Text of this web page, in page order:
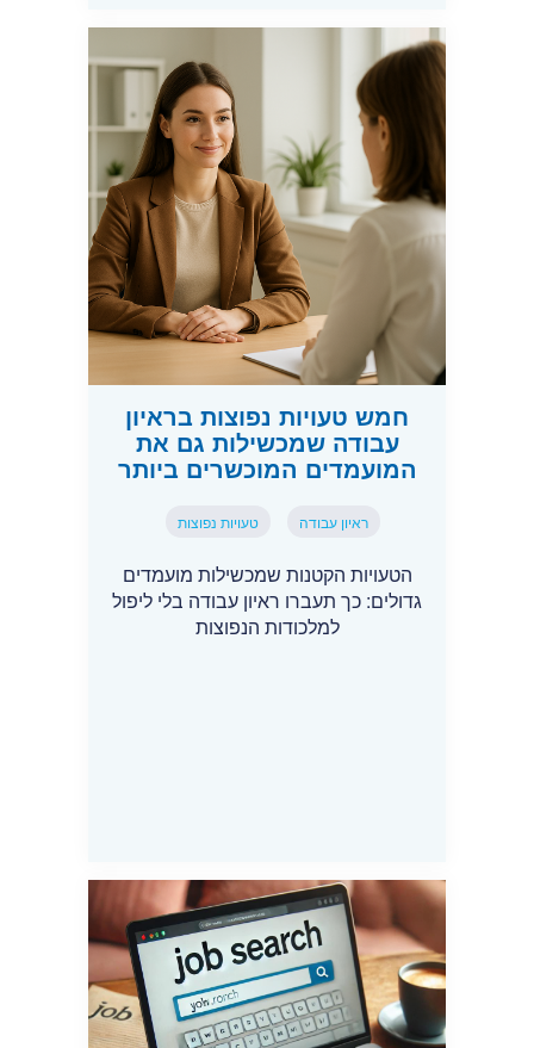
חמש טעויות נפוצות בראיון
עבודה שמכשילות גם את
המועמדים המוכשרים ביותר
ראיון עבודה טעויות נפוצות
הטעויות הקטנות שמכשילות מועמדים
גדולים: כך תעברו ראיון עבודה בלי ליפול
למלכודות הנפוצות